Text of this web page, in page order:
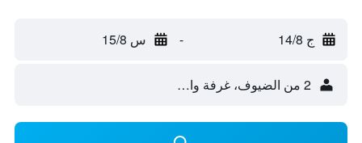
ج 14/8 - س 15/8
2 من الضيوف، غرفة واحدة